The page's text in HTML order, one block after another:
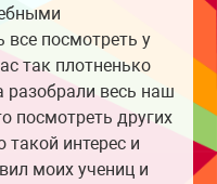
все посмотреть у
так плотненько
разобрали весь наш
посмотреть других
интерес и
моих учениц и